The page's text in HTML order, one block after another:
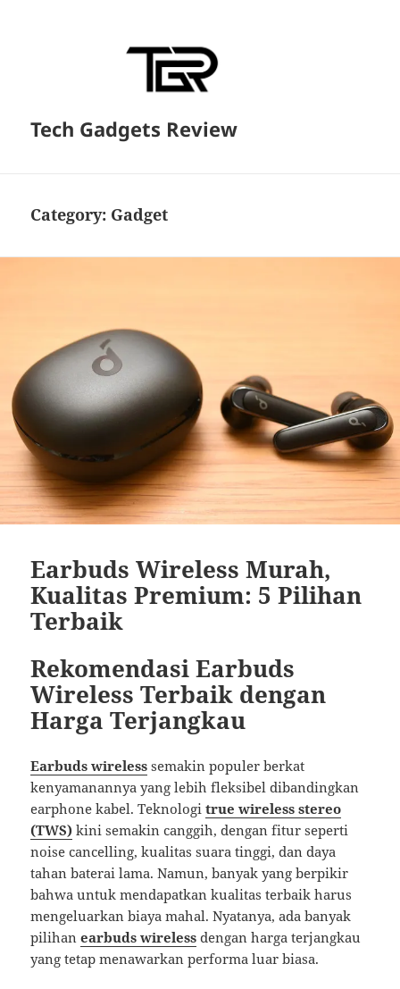
Tech Gadgets Review
Category: Gadget
Earbuds Wireless Murah,
Kualitas Premium: 5 Pilihan
Terbaik
Rekomendasi Earbuds
Wireless Terbaik dengan
Harga Terjangkau
Earbuds wireless semakin populer berkat
kenyamanannya yang lebih fleksibel dibandingkan
earphone kabel. Teknologitrue wireless stereo
(TWS) kini semakin canggih, dengan fitur seperti
noise cancelling, kualitas suara tinggi, dan daya
tahan baterai lama. Namun, banyak yang berpikir
bahwa untuk mendapatkan kualitas terbaik harus
mengeluarkan biaya mahal. Nyatanya, ada banyak
pilihanearbuds wireless dengan harga terjangkau
yang tetap menawarkan performa luar biasa.